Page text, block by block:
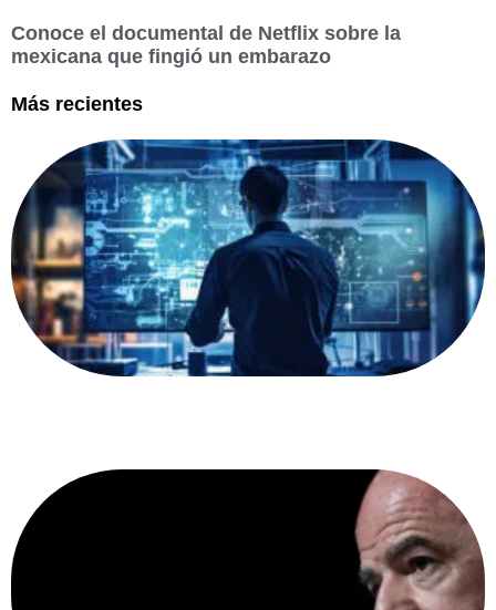
Conoce el documental de Netflix sobre la
mexicana que fingió un embarazo
Más recientes